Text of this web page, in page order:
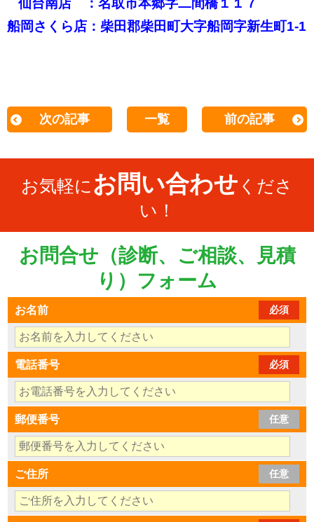
仙台南店 ：名取市本郷字二間橋１１７
船岡さくら店：柴田郡柴田町大字船岡字新生町1-1
次の記事 一覧 前の記事
お気軽に お問い合わせ くださ
い！
お問合せ（診断、ご相談、見積
り）フォーム
お名前 必須
電話番号 必須
郵便番号 任意
ご住所 任意